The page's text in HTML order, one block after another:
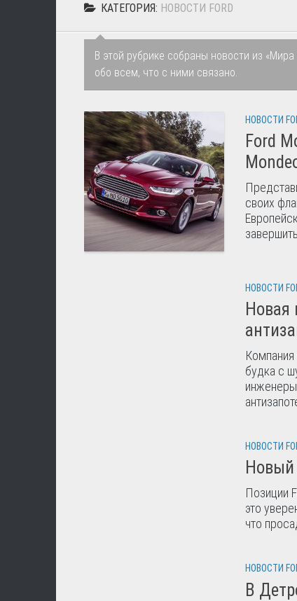
КАТЕГОРИЯ: НОВОСТИ FORD
В этой рубрике собраны новости из
обо всем, что с ними связано.
НОВОСТИ
Ford
своих
НОВОСТИ
Новая
будка с
НОВОСТИ
Новый
Позиции
это
что
НОВОСТИ
В